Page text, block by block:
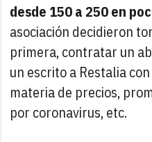
desde 150 a 250 en
asociación decidieron
primera, contratar un
un escrito a Restalia
materia de precios,
por coronavirus, etc.